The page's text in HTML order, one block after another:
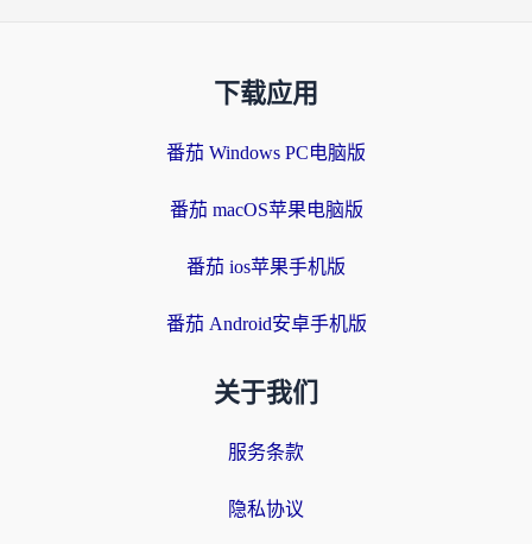
下载应用
番茄 Windows PC电脑版
番茄 macOS苹果电脑版
番茄 ios苹果手机版
番茄 Android安卓手机版
关于我们
服务条款
隐私协议